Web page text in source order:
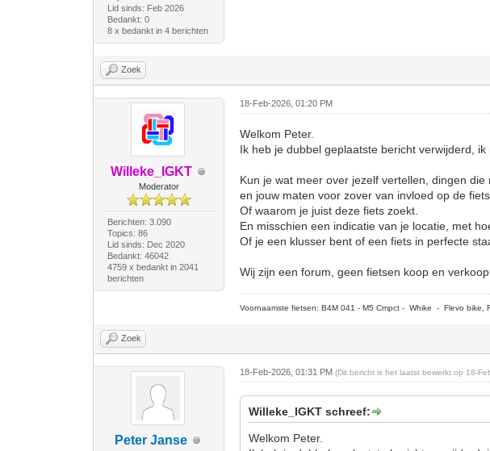
Lid sinds: Feb 2026
Bedankt: 0
8 x bedankt in 4 berichten
Zoek
Willeke_IGKT
Moderator
Berichten: 3.090
Topics: 86
Lid sinds: Dec 2020
Bedankt: 46042
4759 x bedankt in 2041
berichten
18-Feb-2026, 01:20 PM
Welkom Peter.
Ik heb je dubbel geplaatste bericht verwijderd,
Kun je wat meer over jezelf vertellen, dingen
en jouw maten voor zover van invloed op de fiets.
Of waarom je juist deze fiets zoekt.
En misschien een indicatie van je locatie, met
Of je een klusser bent of een fiets in perfecte
Wij zijn een forum, geen fietsen koop en
Voornaamste fietsen: B4M 041 - M5 Cmpct - Whike - Flevo bike,
Zoek
Peter Janse
18-Feb-2026, 01:31 PM(Dit bericht is het laatst bewerkt op 18-
Willeke_IGKT schreef:
Welkom Peter.